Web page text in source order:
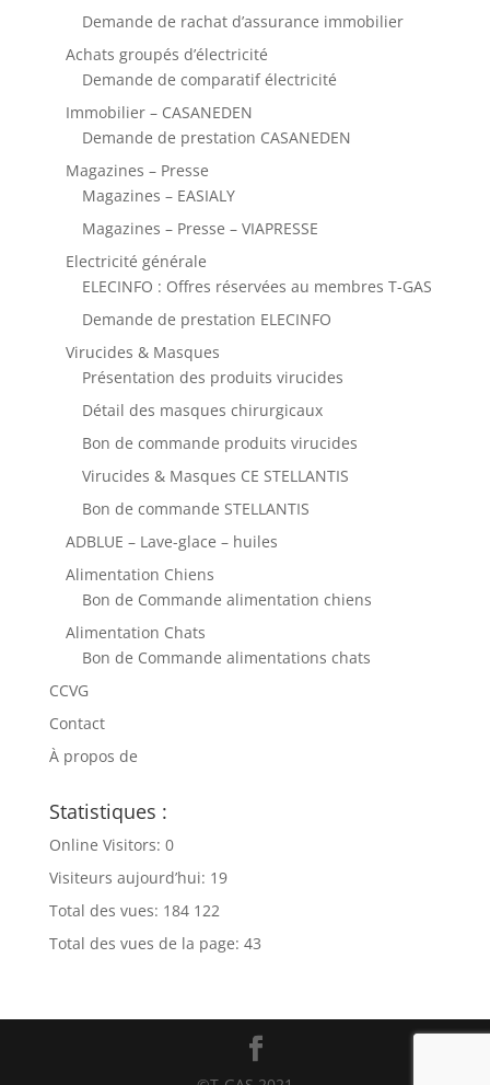
Demande de rachat d’assurance immobilier
Achats groupés d’électricité
Demande de comparatif électricité
Immobilier – CASANEDEN
Demande de prestation CASANEDEN
Magazines – Presse
Magazines – EASIALY
Magazines – Presse – VIAPRESSE
Electricité générale
ELECINFO : Offres réservées au membres T-GAS
Demande de prestation ELECINFO
Virucides & Masques
Présentation des produits virucides
Détail des masques chirurgicaux
Bon de commande produits virucides
Virucides & Masques CE STELLANTIS
Bon de commande STELLANTIS
ADBLUE – Lave-glace – huiles
Alimentation Chiens
Bon de Commande alimentation chiens
Alimentation Chats
Bon de Commande alimentations chats
CCVG
Contact
À propos de
Statistiques :
Online Visitors: 0
Visiteurs aujourd’hui: 19
Total des vues: 184 122
Total des vues de la page: 43